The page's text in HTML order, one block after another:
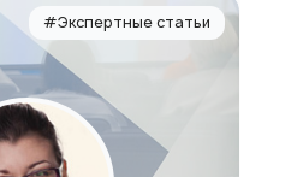
#Экспертные статьи